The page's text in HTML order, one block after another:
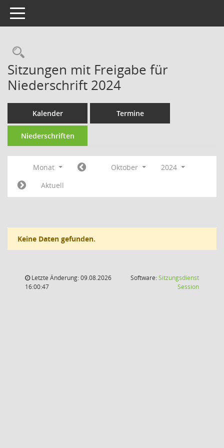
Toggle navigation
Rechercheauswahl
Sitzungen mit Freigabe für
Niederschrift 2024
Kalender Termine
Niederschriften
Monat Oktober
2024
Aktuell
Keine Daten gefunden.
Letzte Änderung: 09.08.2026
16:00:47
Software:Sitzungsdienst
Session(Wird in